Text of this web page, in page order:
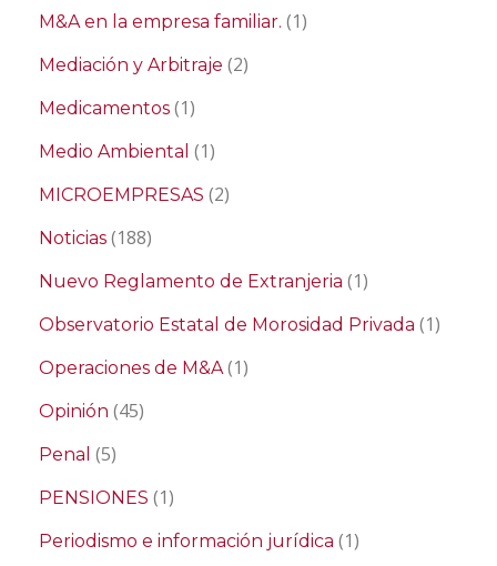
M&A en la empresa familiar. (1)
Mediación y Arbitraje (2)
Medicamentos (1)
Medio Ambiental (1)
MICROEMPRESAS (2)
Noticias (188)
Nuevo Reglamento de Extranjeria (1)
Observatorio Estatal de Morosidad Privada (1)
Operaciones de M&A(1)
Opinión (45)
Penal (5)
PENSIONES (1)
Periodismo e información jurídica (1)